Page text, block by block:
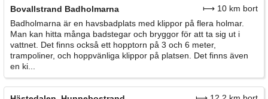
Bovallstrand Badholmarna
⟼ 10 km bort
Badholmarna är en havsbadplats med klippor på flera holmar.
Man kan hitta många badstegar och bryggor för att ta sig ut i
vattnet. Det finns också ett hopptorn på 3 och 6 meter,
trampoliner, och hoppvänliga klippor på platsen. Det finns även
en ki...